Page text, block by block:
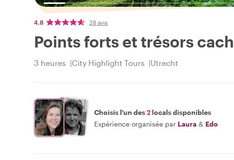
4,8 28 avis
Points forts et trésors
3 heures City Highlight Tours Utrecht
Choisis l'un des2 locals disponibles
Expérience organisée par Laura & Edo